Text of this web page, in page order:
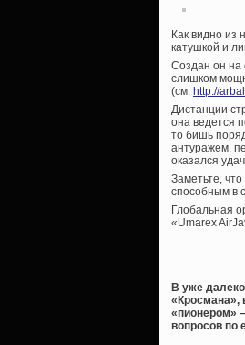
Как видно из
катушкой и
Создан он на
слишком
(см. http://
Дистанции
она ведется
то бишь
антуражем,
оказался
Заметьте,
способным в
Глобальная
«Umarex
В уже
«Кросмана»,
«пионером»
вопросов по